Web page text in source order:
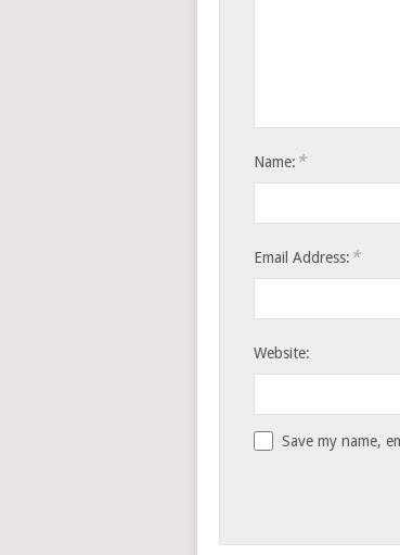
Name: *
Email Address: *
Website:
Save my name,